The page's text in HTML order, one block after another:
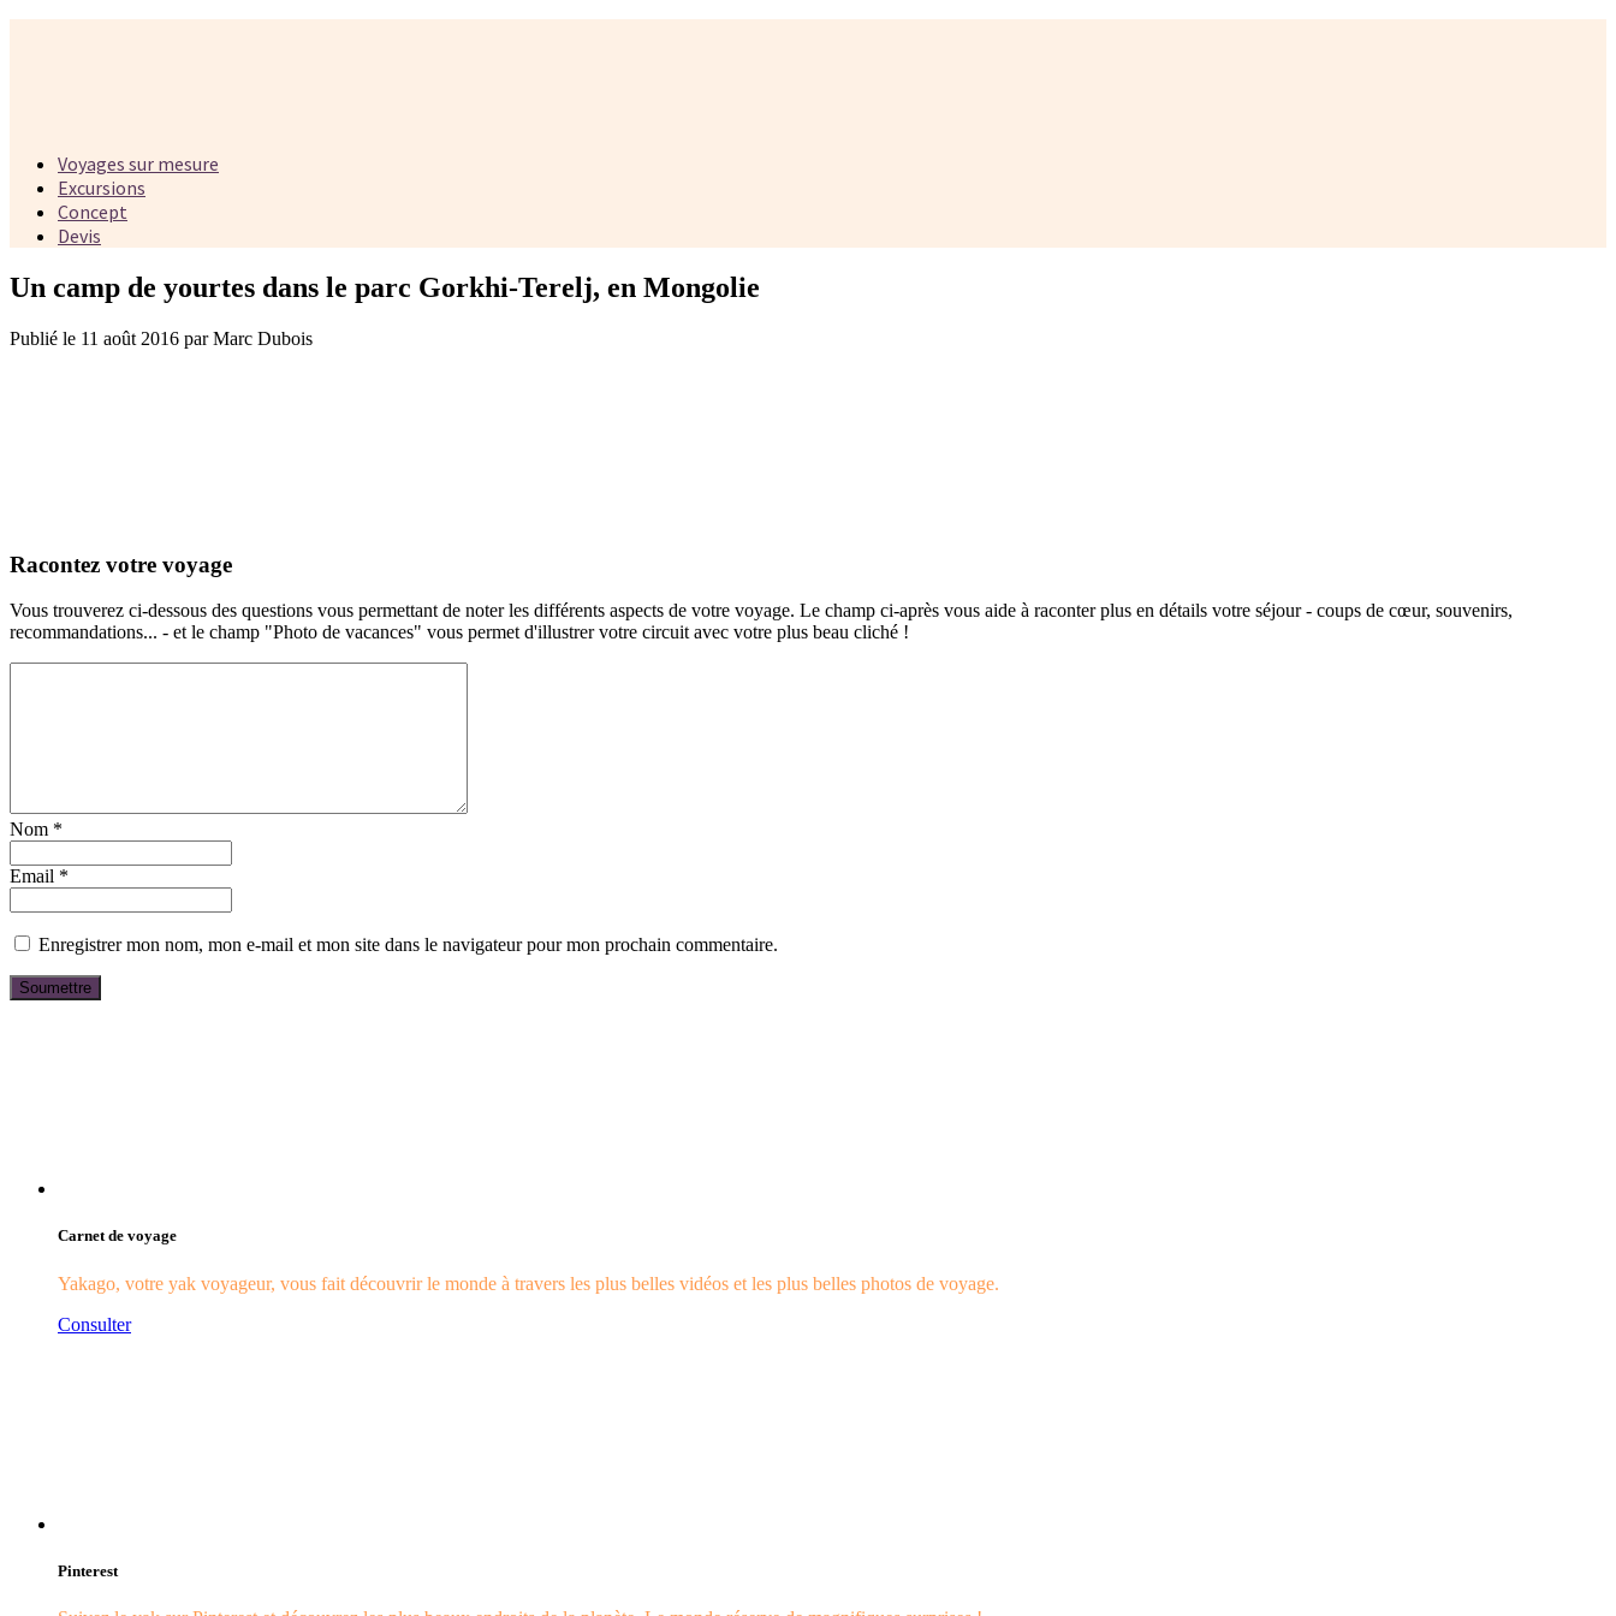
Voyages sur mesure
Excursions
Concept
Devis
Un camp de yourtes dans le parc Gorkhi-Terelj, en Mongolie
Publié le 11 août 2016 par Marc Dubois
Racontez votre voyage
Vous trouverez ci-dessous des questions vous permettant de noter les différents aspects de votre voyage. Le champ ci-après vous aide à raconter plus en détails votre séjour - coups de cœur, souvenirs,
recommandations... - et le champ "Photo de vacances" vous permet d'illustrer votre circuit avec votre plus beau cliché !
Nom *
Email *
Enregistrer mon nom, mon e-mail et mon site dans le navigateur pour mon prochain commentaire.
Carnet de voyage
Yakago, votre yak voyageur, vous fait découvrir le monde à travers les plus belles vidéos et les plus belles photos de voyage.
Consulter
Pinterest